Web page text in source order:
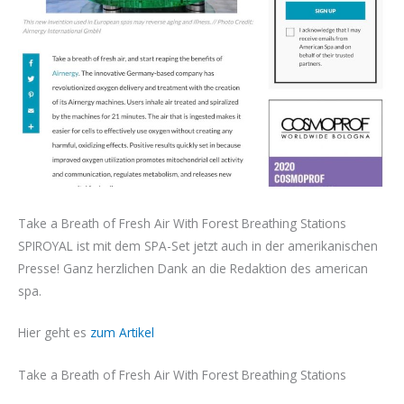
Take a Breath of Fresh Air With Forest Breathing Stations
SPIROYAL ist mit dem SPA-Set jetzt auch in der amerikanischen
Presse! Ganz herzlichen Dank an die Redaktion des american
spa.
Hier geht es zum Artikel
Take a Breath of Fresh Air With Forest Breathing Stations